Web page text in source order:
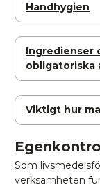
Handhygien
Ingredienser
obligatoriska
Viktigt hur
Som
verksamheten